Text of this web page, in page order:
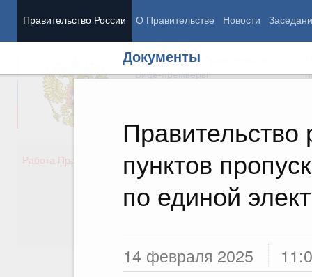
Правительство России О Правительстве Новости
Документы
пунктов
по единой
14 февраля 2025
Председатель Правительства
Вице-премьеры
Работа Правительства
Демография
Здоровье
Образование
Культура